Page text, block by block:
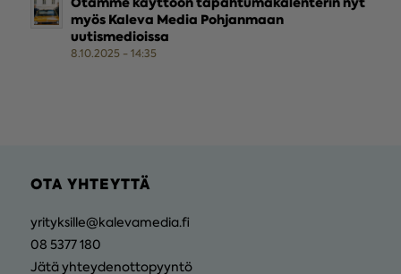
myös Kaleva Media Pohjanmaan
uutismedioissa
8.10.2025 - 14:35
OTA YHTEYTTÄ
yrityksille@kalevamedia.fi
08 5377 180
Jätä yhteydenottopyyntö